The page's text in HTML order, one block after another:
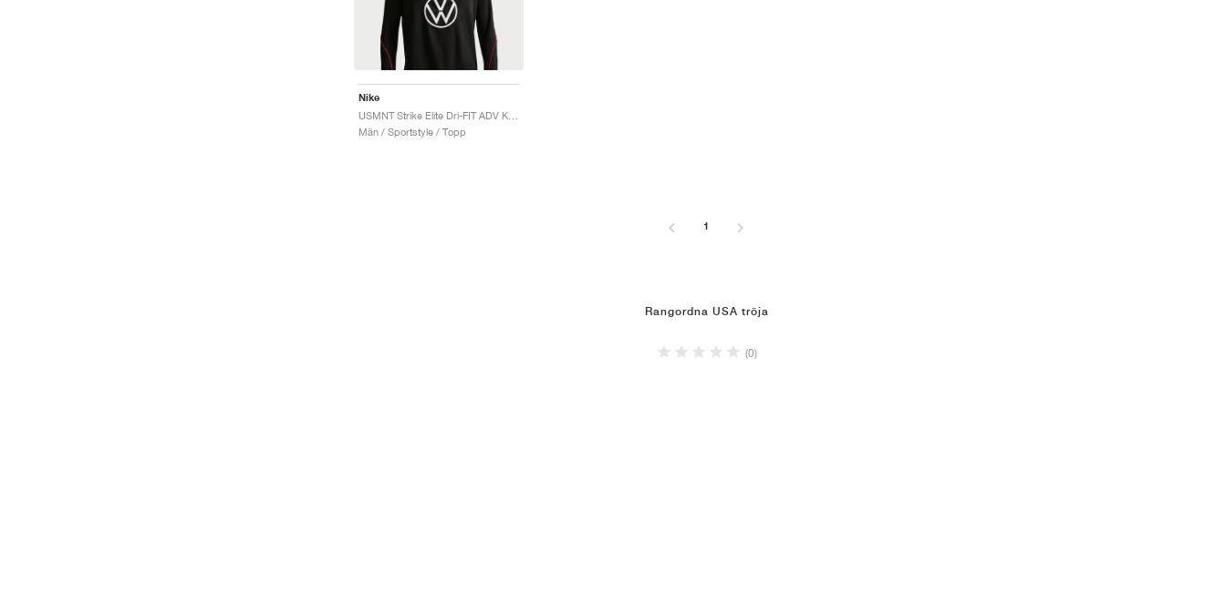
Nike
Män / Sportstyle / Topp
1
Rangordna USA tröja
(0)